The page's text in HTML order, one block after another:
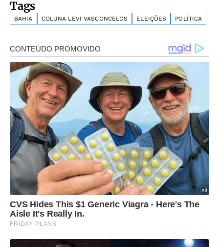
Tags
BAHIA COLUNA LEVI VASCONCELOS ELEIÇÕES POLÍTICA